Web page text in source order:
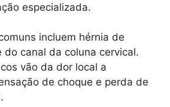
especializada.
incluem hérnia de
do canal da coluna cervical.
vão da dor local a
de choque e perda de